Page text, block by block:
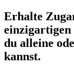
Erhalte
einzigartigen
du alleine
kannst.